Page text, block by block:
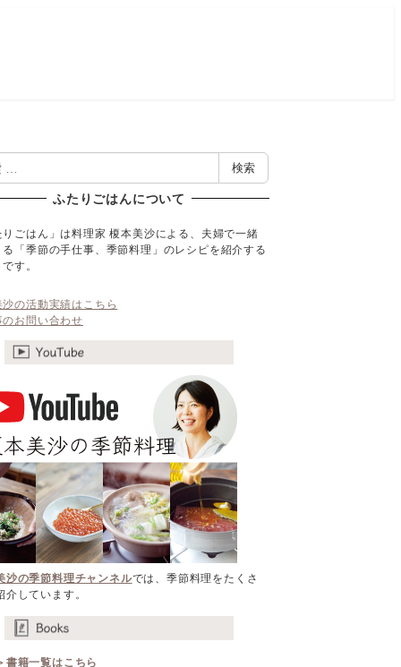
検索
ふたりごはんについて
ごはん」は料理家 榎本美沙による、夫婦で一緒
「季節の手仕事、季節料理」のレシピを紹介する
す。
の活動実績はこちら
お問い合わせ
沙の季節料理チャンネルでは、季節料理をたくさ
介しています。
書籍一覧はこちら